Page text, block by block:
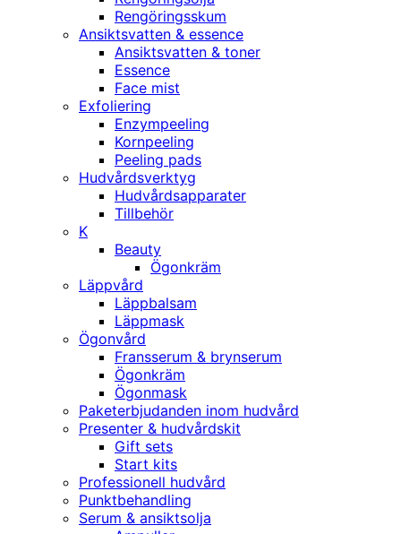
Rengöringsskum
Ansiktsvatten & essence
Ansiktsvatten & toner
Essence
Face mist
Exfoliering
Enzympeeling
Kornpeeling
Peeling pads
Hudvårdsverktyg
Hudvårdsapparater
Tillbehör
K
Beauty
Ögonkräm
Läppvård
Läppbalsam
Läppmask
Ögonvård
Fransserum & brynserum
Ögonkräm
Ögonmask
Paketerbjudanden inom hudvård
Presenter & hudvårdskit
Gift sets
Start kits
Professionell hudvård
Punktbehandling
Serum & ansiktsolja